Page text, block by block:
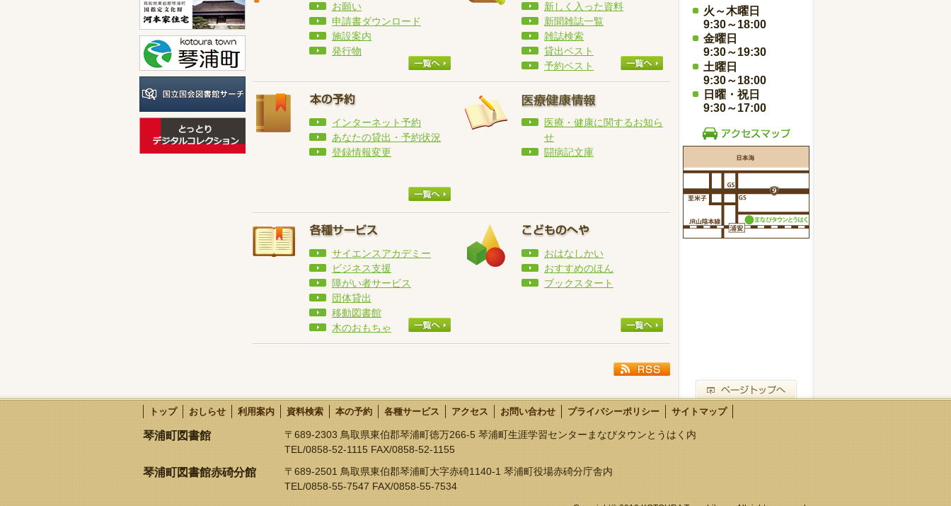
お願い
申請書ダウンロード
施設案内
発行物
新しく入った資料
新聞雑誌一覧
雑誌検索
貸出ベスト
予約ベスト
インターネット予約
あなたの貸出・予約状況
登録情報変更
医療・健康に関するお知ら
せ
闘病記文庫
サイエンスアカデミー
ビジネス支援
障がい者サービス
団体貸出
移動図書館
木のおもちゃ
おはなしかい
おすすめのほん
ブックスタート
火～木曜日
9:30～18:00
金曜日
9:30～19:30
土曜日
9:30～18:00
日曜・祝日
9:30～17:00
トップ おしらせ 利用案内 資料検索 本の予約 各種サービス アクセス お問い合わせ プライバシーポリシー サイトマップ
琴浦町図書館
〒689-2303 鳥取県東伯郡琴浦町徳万266-5 琴浦町生涯学習センターまなびタウンとうはく内
TEL/0858-52-1115 FAX/0858-52-1155
琴浦町図書館赤碕分館
〒689-2501 鳥取県東伯郡琴浦町大字赤碕1140-1 琴浦町役場赤碕分庁舎内
TEL/0858-55-7547 FAX/0858-55-7534